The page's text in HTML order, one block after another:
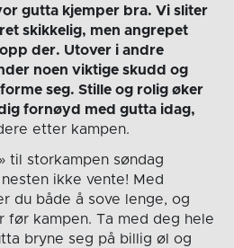
gutta kjemper bra. Vi sliter
skikkelig, men angrepet
der. Utover i andre
noen viktige skudd og
seg. Stille og rolig øker
fornøyd med gutta idag,
etter kampen.
til storkampen søndag
ikke vente! Med
du både å sove lenge, og
før kampen. Ta med deg hele
bryne seg på billig øl og